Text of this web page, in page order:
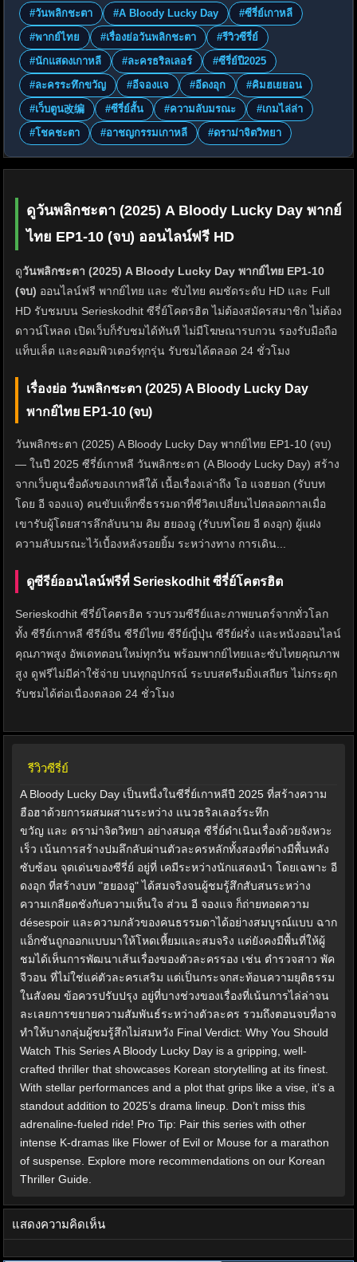
#วันพลิกชะตา #A Bloody Lucky Day
#ซีรี่ย์เกาหลี
#พากย์ไทย
#เรื่องย่อวันพลิกชะตา
#รีวิวซีรี่ย์
#นักแสดงเกาหลี
#ละครธริลเลอร์
#ซีรี่ย์ปี2025
#ละครระทึกขวัญ
#อีจองแจ #อีดงอุก
#คิมฮเยยอน
#เว็บตูน改编
#ซีรี่ย์สั้น #ความลับมรณะ
#เกมไล่ล่า
#โชคชะตา
#อาชญกรรมเกาหลี #ดราม่าจิตวิทยา
ดูวันพลิกชะตา (2025) A Bloody Lucky Day พากย์
ไทย EP1-10 (จบ) ออนไลน์ฟรี HD
ดูวันพลิกชะตา (2025) A Bloody Lucky Day พากย์ไทย EP1-10
(จบ) ออนไลน์ฟรี พากย์ไทย และ ซับไทย คมชัดระดับ HD และ Full
HD รับชมบน Serieskodhit ซีรี่ย์โคตรฮิต ไม่ต้องสมัครสมาชิก ไม่ต้อง
ดาวน์โหลด เปิดเว็บก็รับชมได้ทันที ไม่มีโฆษณารบกวน รองรับมือถือ
แท็บเล็ต และคอมพิวเตอร์ทุกรุ่น รับชมได้ตลอด 24 ชั่วโมง
เรื่องย่อ วันพลิกชะตา (2025) A Bloody Lucky Day
พากย์ไทย EP1-10 (จบ)
วันพลิกชะตา (2025) A Bloody Lucky Day พากย์ไทย EP1-10 (จบ)
— ในปี 2025 ซีรี่ย์เกาหลี วันพลิกชะตา (A Bloody Lucky Day) สร้าง
จากเว็บตูนชื่อดังของเกาหลีใต้ เนื้อเรื่องเล่าถึง โอ แจฮยอก (รับบท
โดย อี จองแจ) คนขับแท็กซี่ธรรมดาที่ชีวิตเปลี่ยนไปตลอดกาลเมื่อ
เขารับผู้โดยสารลึกลับนาม คิม ฮยองอู (รับบทโดย อี ดงอุก) ผู้แฝง
ความลับมรณะไว้เบื้องหลังรอยยิ้ม ระหว่างทาง การเดิน...
ดูซีรีย์ออนไลน์ฟรีที่ Serieskodhit ซีรี่ย์โคตรฮิต
Serieskodhit ซีรี่ย์โคตรฮิต รวบรวมซีรีย์และภาพยนตร์จากทั่วโลก
ทั้ง ซีรีย์เกาหลี ซีรีย์จีน ซีรีย์ไทย ซีรีย์ญี่ปุ่น ซีรีย์ฝรั่ง และหนังออนไลน์
คุณภาพสูง อัพเดทตอนใหม่ทุกวัน พร้อมพากย์ไทยและซับไทยคุณภาพ
สูง ดูฟรีไม่มีค่าใช้จ่าย บนทุกอุปกรณ์ ระบบสตรีมมิ่งเสถียร ไม่กระตุก
รับชมได้ต่อเนื่องตลอด 24 ชั่วโมง
รีวิวซีรี่ย์
A Bloody Lucky Day เป็นหนึ่งในซีรี่ย์เกาหลีปี 2025 ที่สร้างความ
ฮือฮาด้วยการผสมผสานระหว่าง แนวธริลเลอร์ระทึก
ขวัญ และ ดราม่าจิตวิทยา อย่างสมดุล ซีรี่ย์ดำเนินเรื่องด้วยจังหวะ
เร็ว เน้นการสร้างปมลึกลับผ่านตัวละครหลักทั้งสองที่ต่างมีพื้นหลัง
ซับซ้อน จุดเด่นของซีรี่ย์ อยู่ที่ เคมีระหว่างนักแสดงนำ โดยเฉพาะ อี
ดงอุก ที่สร้างบท "ฮยองอู" ได้สมจริงจนผู้ชมรู้สึกสับสนระหว่าง
ความเกลียดชังกับความเห็นใจ ส่วน อี จองแจ ก็ถ่ายทอดความ
désespoir และความกลัวของคนธรรมดาได้อย่างสมบูรณ์แบบ ฉาก
แอ็กชันถูกออกแบบมาให้โหดเหี้ยมและสมจริง แต่ยังคงมีพื้นที่ให้ผู้
ชมได้เห็นการพัฒนาเส้นเรื่องของตัวละครรอง เช่น ตำรวจสาว พัค
จีวอน ที่ไม่ใช่แค่ตัวละครเสริม แต่เป็นกระจกสะท้อนความยุติธรรม
ในสังคม ข้อควรปรับปรุง อยู่ที่บางช่วงของเรื่องที่เน้นการไล่ล่าจน
ละเลยการขยายความสัมพันธ์ระหว่างตัวละคร รวมถึงตอนจบที่อาจ
ทำให้บางกลุ่มผู้ชมรู้สึกไม่สมหวัง Final Verdict: Why You Should
Watch This Series A Bloody Lucky Day is a gripping, well-
crafted thriller that showcases Korean storytelling at its finest.
With stellar performances and a plot that grips like a vise, it’s a
standout addition to 2025’s drama lineup. Don’t miss this
adrenaline-fueled ride! Pro Tip: Pair this series with other
intense K-dramas like Flower of Evil or Mouse for a marathon
of suspense. Explore more recommendations on our Korean
Thriller Guide.
แสดงความคิดเห็น